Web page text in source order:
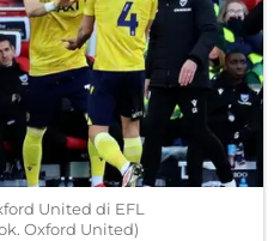
United di EFL
Oxford United)